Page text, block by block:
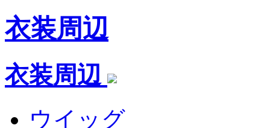
衣装周辺
衣装周辺
ウイッグ